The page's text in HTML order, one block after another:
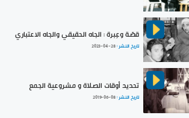
قصّة وعِبرة : الجاه الحقيقي والجاه الاعتباري
تاريخ النشر :2023-04-28
تحديد أوقات الصلاة و مشروعية الجمع
تاريخ النشر :2019-06-08